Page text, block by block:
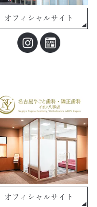
オフィシャルサイト
オフィシャルサイト